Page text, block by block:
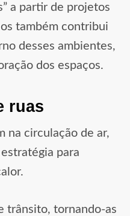
a partir de projetos
também contribui
desses ambientes,
dos espaços.
ruas
na circulação de ar,
para
trânsito, tornando-as